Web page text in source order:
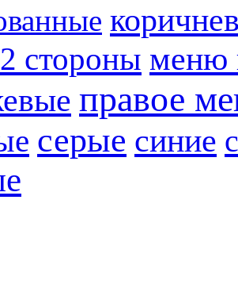
стороны меню
правое
серые синие